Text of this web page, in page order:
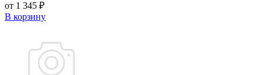
от 1 345 ₽
В корзину